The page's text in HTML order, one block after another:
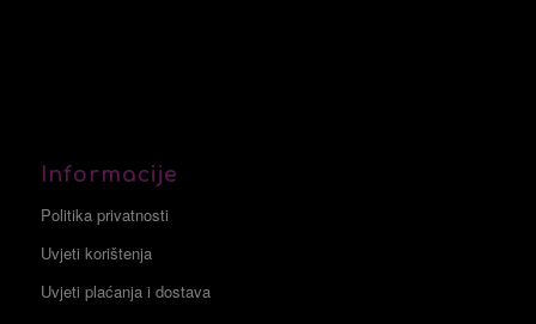
Informacije
Politika privatnosti
Uvjeti korištenja
Uvjeti plaćanja i dostava